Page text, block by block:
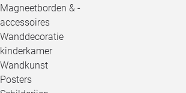
Magneetborden & -
accessoires
Wanddecoratie
kinderkamer
Wandkunst
Posters